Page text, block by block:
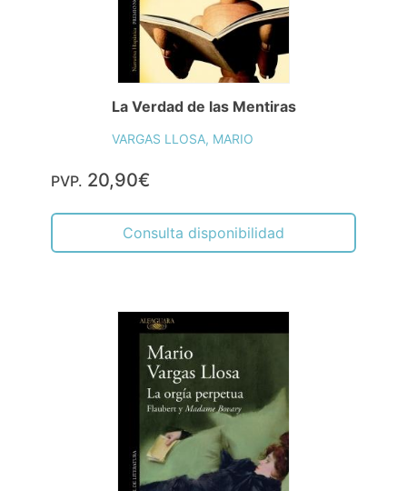
La Verdad de las Mentiras
VARGAS LLOSA, MARIO
PVP. 20,90€
Consulta disponibilidad